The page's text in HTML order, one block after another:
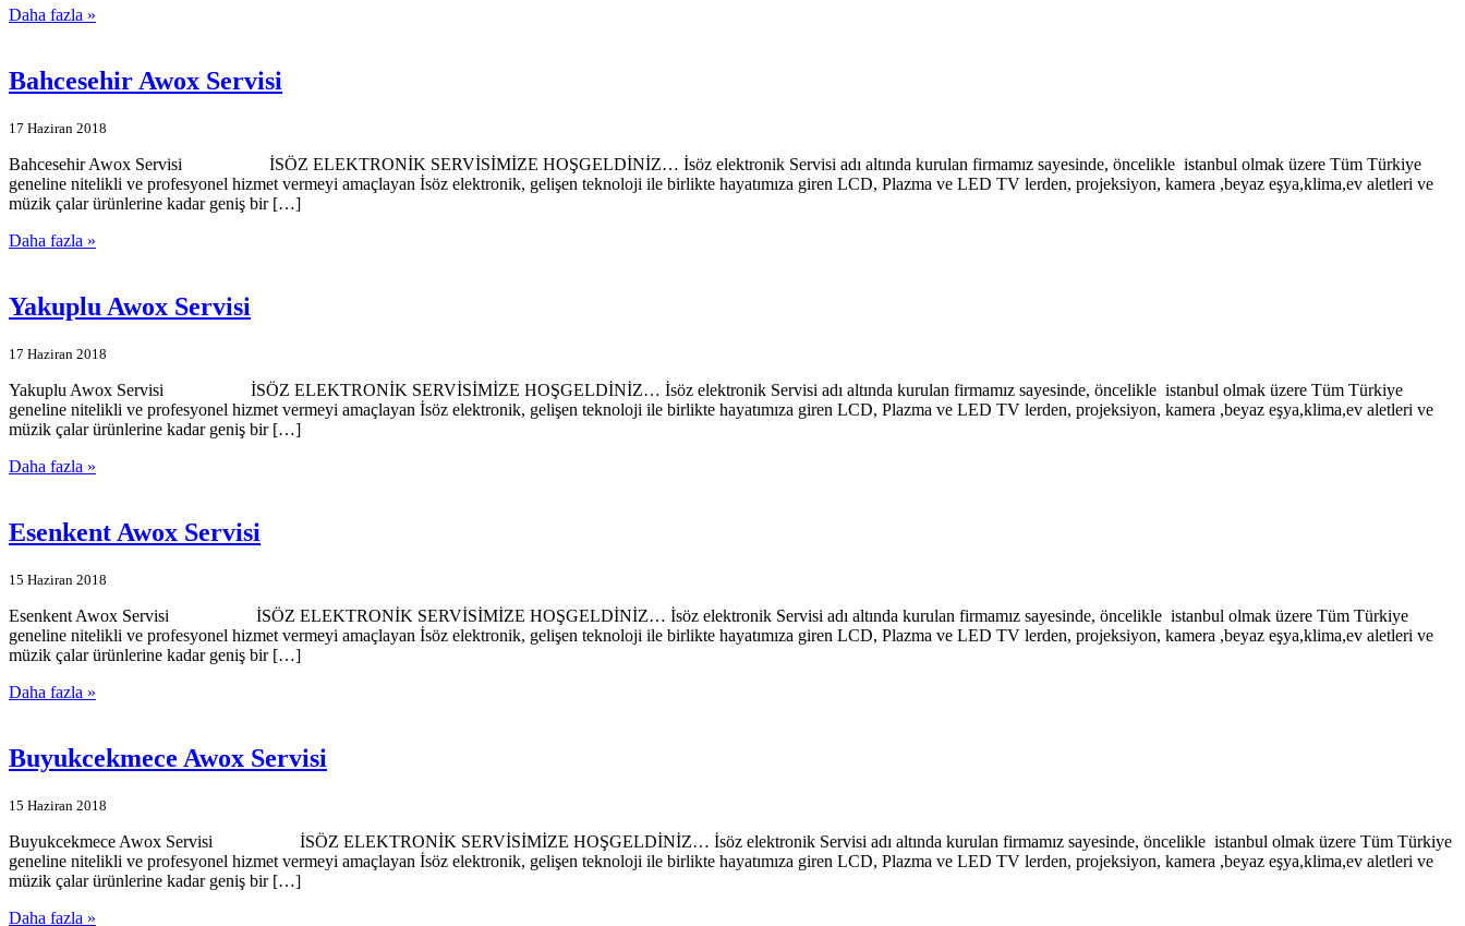
Daha fazla »
Bahcesehir Awox Servisi
17 Haziran 2018
Bahcesehir Awox Servisi İSÖZ ELEKTRONİK SERVİSİMİZE HOŞGELDİNİZ… İsöz elektronik Servisi adı altında kurulan firmamız sayesinde, öncelikle istanbul olmak üzere Tüm Türkiye
geneline nitelikli ve profesyonel hizmet vermeyi amaçlayan İsöz elektronik, gelişen teknoloji ile birlikte hayatımıza giren LCD, Plazma ve LED TV lerden, projeksiyon, kamera ,beyaz eşya,klima,ev aletleri ve
müzik çalar ürünlerine kadar geniş bir […]
Daha fazla »
Yakuplu Awox Servisi
17 Haziran 2018
Yakuplu Awox Servisi İSÖZ ELEKTRONİK SERVİSİMİZE HOŞGELDİNİZ… İsöz elektronik Servisi adı altında kurulan firmamız sayesinde, öncelikle istanbul olmak üzere Tüm Türkiye
geneline nitelikli ve profesyonel hizmet vermeyi amaçlayan İsöz elektronik, gelişen teknoloji ile birlikte hayatımıza giren LCD, Plazma ve LED TV lerden, projeksiyon, kamera ,beyaz eşya,klima,ev aletleri ve
müzik çalar ürünlerine kadar geniş bir […]
Daha fazla »
Esenkent Awox Servisi
15 Haziran 2018
Esenkent Awox Servisi İSÖZ ELEKTRONİK SERVİSİMİZE HOŞGELDİNİZ… İsöz elektronik Servisi adı altında kurulan firmamız sayesinde, öncelikle istanbul olmak üzere Tüm Türkiye
geneline nitelikli ve profesyonel hizmet vermeyi amaçlayan İsöz elektronik, gelişen teknoloji ile birlikte hayatımıza giren LCD, Plazma ve LED TV lerden, projeksiyon, kamera ,beyaz eşya,klima,ev aletleri ve
müzik çalar ürünlerine kadar geniş bir […]
Daha fazla »
Buyukcekmece Awox Servisi
15 Haziran 2018
Buyukcekmece Awox Servisi İSÖZ ELEKTRONİK SERVİSİMİZE HOŞGELDİNİZ… İsöz elektronik Servisi adı altında kurulan firmamız sayesinde, öncelikle istanbul olmak üzere Tüm Türkiye
geneline nitelikli ve profesyonel hizmet vermeyi amaçlayan İsöz elektronik, gelişen teknoloji ile birlikte hayatımıza giren LCD, Plazma ve LED TV lerden, projeksiyon, kamera ,beyaz eşya,klima,ev aletleri ve
müzik çalar ürünlerine kadar geniş bir […]
Daha fazla »